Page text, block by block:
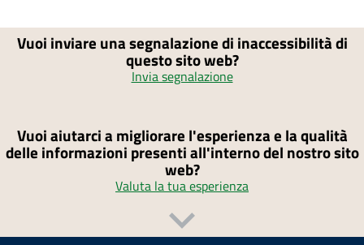
Vuoi inviare una segnalazione di inaccessibilità di
questo sito web?
Invia segnalazione
Vuoi aiutarci a migliorare l'esperienza e la qualità
delle informazioni presenti all'interno del nostro sito
web?
Valuta la tua esperienza